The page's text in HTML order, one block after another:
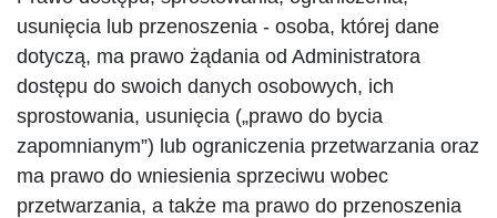
usunięcia lub przenoszenia - osoba, której dane
dotyczą, ma prawo żądania od Administratora
dostępu do swoich danych osobowych, ich
sprostowania, usunięcia („prawo do bycia
zapomnianym”) lub ograniczenia przetwarzania oraz
ma prawo do wniesienia sprzeciwu wobec
przetwarzania, a także ma prawo do przenoszenia